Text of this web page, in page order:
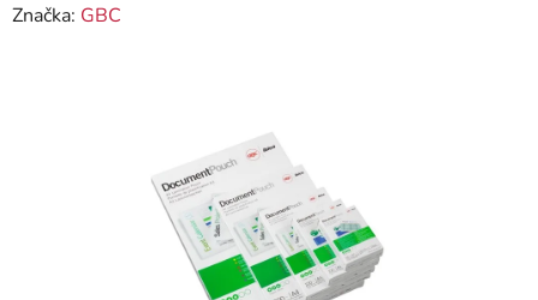
hodnotenie
Značka: GBC